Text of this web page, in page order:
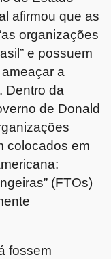
afirmou que as
organizações
e possuem
a
Dentro da
de Donald
colocados em
(FTOs)
fossem